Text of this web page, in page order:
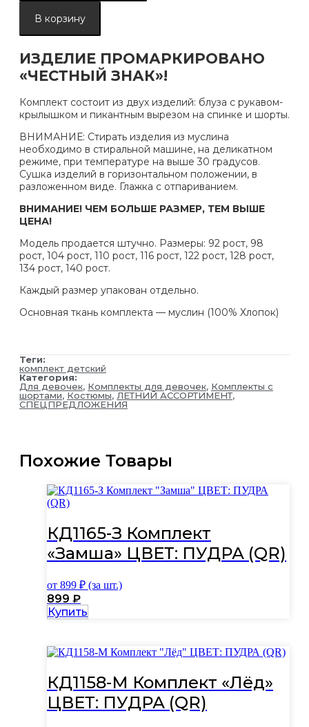
товара
КД1219-
"Капля"
ЦВЕТ:
БЕЛЫЙ
В корзину
ИЗДЕЛИЕ ПРОМАРКИРОВАНО
«ЧЕСТНЫЙ ЗНАК»!
Комплект состоит из двух изделий: блуза с рукавом-
крылышком и пикантным вырезом на спинке и шорты.
ВНИМАНИЕ: Стирать изделия из муслина
необходимо в стиральной машине, на деликатном
режиме, при температуре на выше 30 градусов.
Сушка изделий в горизонтальном положении, в
разложенном виде. Глажка с отпариванием.
ВНИМАНИЕ! ЧЕМ БОЛЬШЕ РАЗМЕР, ТЕМ ВЫШЕ
ЦЕНА!
Модель продается штучно. Размеры: 92 рост, 98
рост, 104 рост, 110 рост, 116 рост, 122 рост, 128 рост,
134 рост, 140 рост.
Каждый размер упакован отдельно.
Основная ткань комплекта — муслин (100% Хлопок)
Теги:
комплект детский
Категория:
Для девочек, Комплекты для девочек, Комплекты с
шортами, Костюмы, ЛЕТНИЙ АССОРТИМЕНТ,
СПЕЦПРЕДЛОЖЕНИЯ
Похожие Товары
КД1165-З Комплект
«Замша» ЦВЕТ: ПУДРА (QR)
от 899 ₽ (за шт.)
899 ₽
Купить
товар
несколько
вариаций.
можно
выбрать
на
КД1158-М Комплект «Лёд»
ЦВЕТ: ПУДРА (QR)